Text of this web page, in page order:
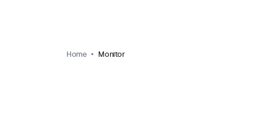
Home Monitor